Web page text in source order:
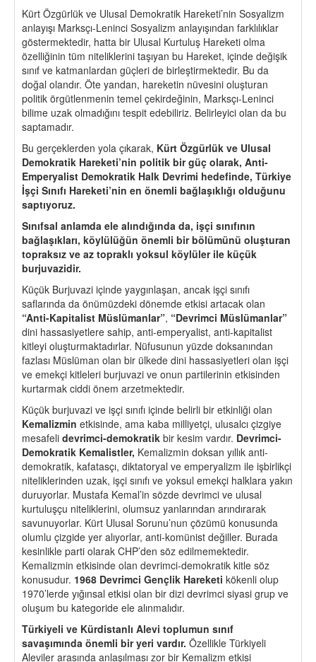
Kürt Özgürlük ve Ulusal Demokratik Hareketi’nin Sosyalizm
anlayışı Marksçı-Leninci Sosyalizm anlayışından farklılıklar
göstermektedir, hatta bir Ulusal Kurtuluş Hareketi olma
özelliğinin tüm niteliklerini taşıyan bu Hareket, içinde değişik
sınıf ve katmanlardan güçleri de birleştirmektedir. Bu da
doğal olandır. Öte yandan, hareketin nüvesini oluşturan
politik örgütlenmenin temel çekirdeğinin, Marksçı-Leninci
bilime uzak olmadığını tespit edebiliriz. Belirleyici olan da bu
saptamadır.
Bu gerçeklerden yola çıkarak, Kürt Özgürlük ve Ulusal
Demokratik Hareketi’nin politik bir güç olarak, Anti-
Emperyalist Demokratik Halk Devrimi hedefinde, Türkiye
İşçi Sınıfı Hareketi’nin en önemli bağlaşıklığı olduğunu
saptıyoruz.
Sınıfsal anlamda ele alındığında da, işçi sınıfının
bağlaşıkları, köylülüğün önemli bir bölümünü oluşturan
topraksız ve az topraklı yoksul köylüler ile küçük
burjuvazidir.
Küçük Burjuvazi içinde yaygınlaşan, ancak işçi sınıfı
saflarında da önümüzdeki dönemde etkisi artacak olan
“Anti-Kapitalist Müslümanlar”, “Devrimci Müslümanlar”
dini hassasiyetlere sahip, anti-emperyalist, anti-kapitalist
kitleyi oluşturmaktadırlar. Nüfusunun yüzde doksanından
fazlası Müslüman olan bir ülkede dini hassasiyetleri olan işçi
ve emekçi kitleleri burjuvazi ve onun partilerinin etkisinden
kurtarmak ciddi önem arzetmektedir.
Küçük burjuvazi ve işçi sınıfı içinde belirli bir etkinliği olan
Kemalizmin etkisinde, ama kaba milliyetçi, ulusalcı çizgiye
mesafeli devrimci-demokratik bir kesim vardır. Devrimci-
Demokratik Kemalistler, Kemalizmin doksan yıllık anti-
demokratik, kafatasçı, diktatoryal ve emperyalizm ile işbirlikçi
niteliklerinden uzak, işçi sınıfı ve yoksul emekçi halklara yakın
duruyorlar. Mustafa Kemal’in sözde devrimci ve ulusal
kurtuluşçu niteliklerini, olumsuz yanlarından arındırarak
savunuyorlar. Kürt Ulusal Sorunu’nun çözümü konusunda
olumlu çizgide yer alıyorlar, anti-komünist değiller. Burada
kesinlikle parti olarak CHP’den söz edilmemektedir.
Kemalizmin etkisinde olan devrimci-demokratik kitle söz
konusudur. 1968 Devrimci Gençlik Hareketi kökenli olup
1970’lerde yığınsal etkisi olan bir dizi devrimci siyasi grup ve
oluşum bu kategoride ele alınmalıdır.
Türkiyeli ve Kürdistanlı Alevi toplumun sınıf
savaşımında önemli bir yeri vardır. Özellikle Türkiyeli
Aleviler arasında anlaşılması zor bir Kemalizm etkisi